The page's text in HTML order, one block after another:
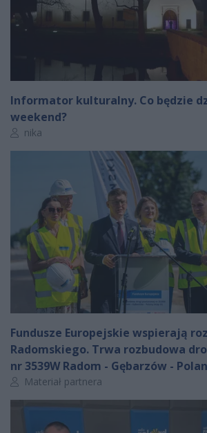
Informator kulturalny. Co będzie
weekend?
Autor artykułu:
nika
Fundusze Europejskie wspierają
Radomskiego. Trwa rozbudowa
nr 3539W Radom - Gębarzów -
Autor artykułu:
Materiał partnera